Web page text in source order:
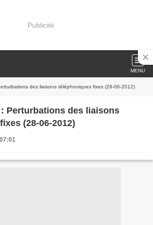
Publicité
MENU
des liaisons téléphoniques fixes (28-06-2012)
Perturbations des liaisons
(28-06-2012)